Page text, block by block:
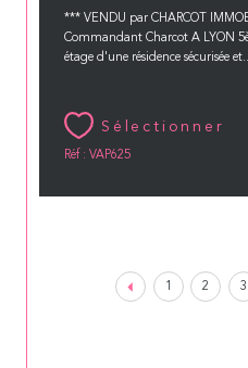
*** VENDU par CHARCOT
Commandant Charcot A LYON
étage d'une résidence sécurisée
Sélectionner
Réf : VAP625
1 2 3